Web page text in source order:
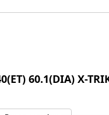
60.1(DIA) X-